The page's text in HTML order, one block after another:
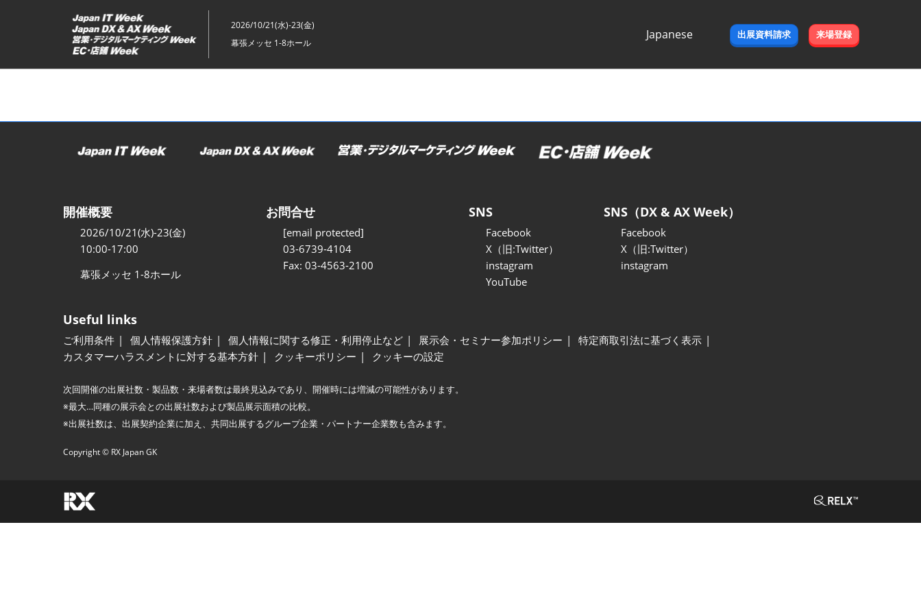
ッ
2026/10/21(水)-23(金)
幕張メッセ 1-8ホール
Japanese
出展資料請求 来場登録
開催概要
2026/10/21(水)-23(金)
10:00-17:00
幕張メッセ 1-8ホール
お問合せ
[email protected]
03-6739-4104
Fax: 03-4563-2100
SNS
Facebook
X（旧:Twitter）
instagram
YouTube
SNS（DX & AX Week）
Facebook
X（旧:Twitter）
instagram
Useful links
ご利用条件 個人情報保護方針 個人情報に関する修正・利用停止など 展示会・セミナー参加ポリシー
特定商取引法に基づく表示
カスタマーハラスメントに対する基本方針
クッキーポリシー クッキーの設定
次回開催の出展社数・製品数・来場者数は最終見込みであり、開催時には増減の可能性があります。
※最大…同種の展示会との出展社数および製品展示面積の比較。
※出展社数は、出展契約企業に加え、共同出展するグループ企業・パートナー企業数も含みます。
Copyright © RX Japan GK